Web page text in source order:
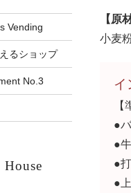
【原
小麦
イ
●
●
●
●
Vending
るショップ
No.3
House